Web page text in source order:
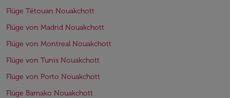
Flüge Tétouan Nouakchott
Flüge von Madrid Nouakchott
Flüge von Montreal Nouakchott
Flüge von Tunis Nouakchott
Flüge von Porto Nouakchott
Flüge Bamako Nouakchott